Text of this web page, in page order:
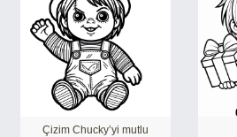
Çizim Chucky’yi mutlu